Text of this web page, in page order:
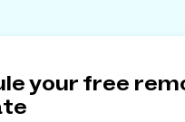
your free